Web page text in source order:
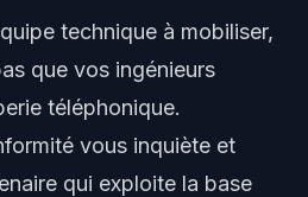
technique à mobiliser,
que vos ingénieurs
téléphonique.
vous inquiète et
qui exploite la base